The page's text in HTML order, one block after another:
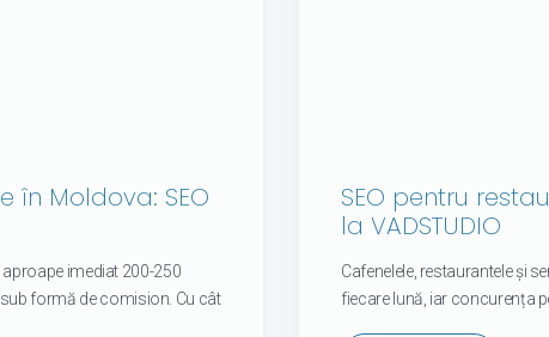
în Moldova: SEO
aproape imediat 200-250
formă de comision. Cu cât
SEO pentru
la VADSTUDIO
Cafenelele, restaurantele și
fiecare lună, iar concurența